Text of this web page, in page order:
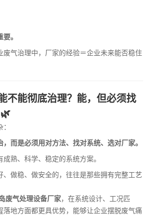
。
废气治理中，厂家的经验＝企业未来能否稳住
不能彻底治理？能，但必须找
而是必须用对方法、找对系统、选对厂家。
熟、科学、稳定的系统方案。
、做稳、做安全的，往往是那些拥有完整工艺
废气处理设备厂家，在系统设计、工况匹
落地方面都更具优势，能够让企业摆脱废气痛